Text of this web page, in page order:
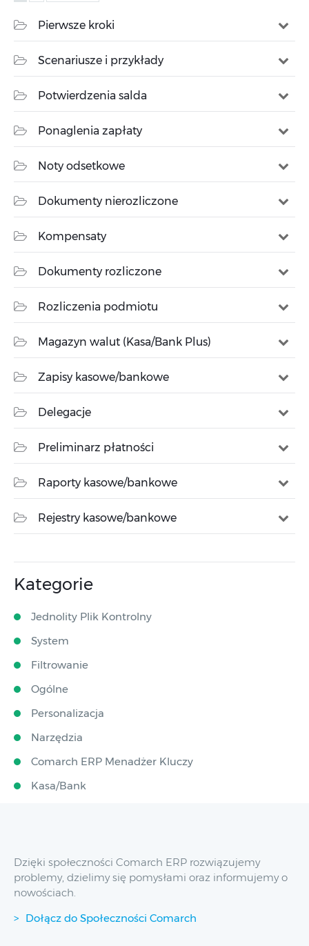
Pierwsze kroki
Scenariusze i przykłady
Potwierdzenia salda
Ponaglenia zapłaty
Noty odsetkowe
Dokumenty nierozliczone
Kompensaty
Dokumenty rozliczone
Rozliczenia podmiotu
Magazyn walut (Kasa/Bank Plus)
Zapisy kasowe/bankowe
Delegacje
Preliminarz płatności
Raporty kasowe/bankowe
Rejestry kasowe/bankowe
Kategorie
Jednolity Plik Kontrolny
System
Filtrowanie
Ogólne
Personalizacja
Narzędzia
Comarch ERP Menadżer Kluczy
Kasa/Bank
Dzięki społeczności Comarch ERP rozwiązujemy
problemy, dzielimy się pomysłami oraz informujemy o
nowościach.
Dołącz do Społeczności Comarch